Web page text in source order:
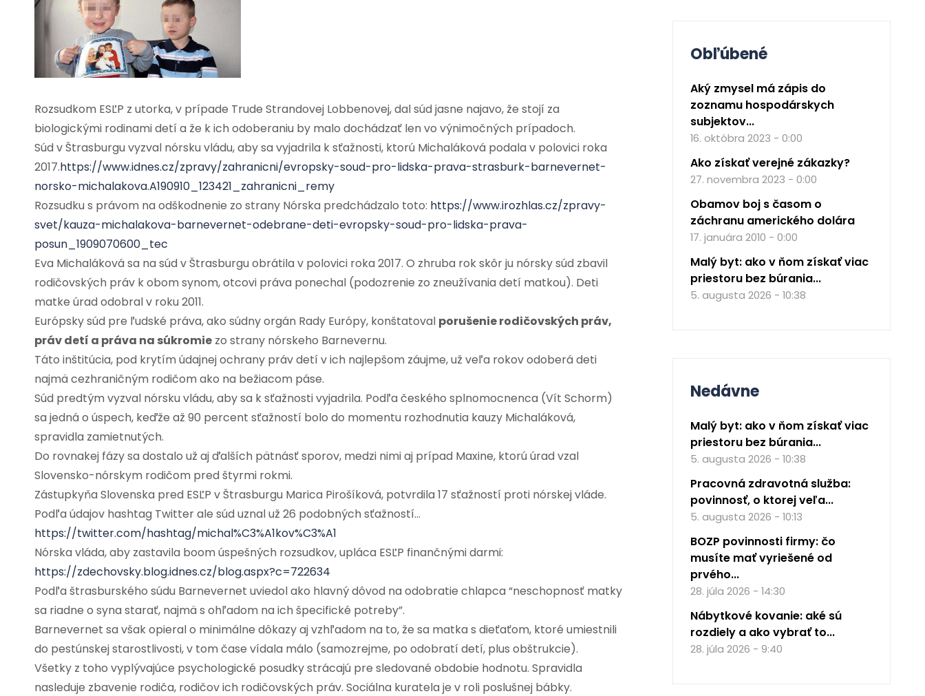
Rozsudkom ESĽP z utorka, v prípade Trude Strandovej Lobbenovej, dal súd jasne najavo, že stojí za
biologickými rodinami detí a že k ich odoberaniu by malo dochádzať len vo výnimočných prípadoch.
Súd v Štrasburgu vyzval nórsku vládu, aby sa vyjadrila k sťažnosti, ktorú Michaláková podala v polovici roka
2017.https://www.idnes.cz/zpravy/zahranicni/evropsky-soud-pro-lidska-prava-strasburk-barnevernet-
norsko-michalakova.A190910_123421_zahranicni_remy
Rozsudku s právom na odškodnenie zo strany Nórska predchádzalo toto: https://www.irozhlas.cz/zpravy-
svet/kauza-michalakova-barnevernet-odebrane-deti-evropsky-soud-pro-lidska-prava-
posun_1909070600_tec
Eva Michaláková sa na súd v Štrasburgu obrátila v polovici roka 2017. O zhruba rok skôr ju nórsky súd zbavil
rodičovských práv k obom synom, otcovi práva ponechal (podozrenie zo zneužívania detí matkou). Deti
matke úrad odobral v roku 2011.
Európsky súd pre ľudské práva, ako súdny orgán Rady Európy, konštatoval porušenie rodičovských práv,
práv detí a práva na súkromie zo strany nórskeho Barnevernu.
Táto inštitúcia, pod krytím údajnej ochrany práv detí v ich najlepšom záujme, už veľa rokov odoberá deti
najmä cezhraničným rodičom ako na bežiacom páse.
Súd predtým vyzval nórsku vládu, aby sa k sťažnosti vyjadrila. Podľa českého splnomocnenca (Vít Schorm)
sa jedná o úspech, keďže až 90 percent sťažností bolo do momentu rozhodnutia kauzy Michaláková,
spravidla zamietnutých.
Do rovnakej fázy sa dostalo už aj ďalších pätnásť sporov, medzi nimi aj prípad Maxine, ktorú úrad vzal
Slovensko-nórskym rodičom pred štyrmi rokmi.
Zástupkyňa Slovenska pred ESĽP v Štrasburgu Marica Pirošíková, potvrdila 17 sťažností proti nórskej vláde.
Podľa údajov hashtag Twitter ale súd uznal už 26 podobných sťažností…
https://twitter.com/hashtag/michal%C3%A1kov%C3%A1
Nórska vláda, aby zastavila boom úspešných rozsudkov, upláca ESĽP finančnými darmi:
https://zdechovsky.blog.idnes.cz/blog.aspx?c=722634
Podľa štrasburského súdu Barnevernet uviedol ako hlavný dôvod na odobratie chlapca “neschopnosť matky
sa riadne o syna starať, najmä s ohľadom na ich špecifické potreby”.
Barnevernet sa však opieral o minimálne dôkazy aj vzhľadom na to, že sa matka s dieťaťom, ktoré umiestnili
do pestúnskej starostlivosti, v tom čase vídala málo (samozrejme, po odobratí detí, plus obštrukcie).
Všetky z toho vyplývajúce psychologické posudky strácajú pre sledované obdobie hodnotu. Spravidla
nasleduje zbavenie rodiča, rodičov ich rodičovských práv. Sociálna kuratela je v roli poslušnej bábky.
Obľúbené
Aký zmysel má zápis do
zoznamu hospodárskych
subjektov...
16. októbra 2023 - 0:00
Ako získať verejné zákazky?
27. novembra 2023 - 0:00
Obamov boj s časom o
záchranu amerického dolára
17. januára 2010 - 0:00
Malý byt: ako v ňom získať viac
priestoru bez búrania...
5. augusta 2026 - 10:38
Nedávne
Malý byt: ako v ňom získať viac
priestoru bez búrania...
5. augusta 2026 - 10:38
Pracovná zdravotná služba:
povinnosť, o ktorej veľa...
5. augusta 2026 - 10:13
BOZP povinnosti firmy: čo
musíte mať vyriešené od
prvého...
28. júla 2026 - 14:30
Nábytkové kovanie: aké sú
rozdiely a ako vybrať to...
28. júla 2026 - 9:40